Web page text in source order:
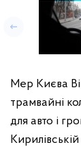
Мер Києва
трамвайні
для авто і